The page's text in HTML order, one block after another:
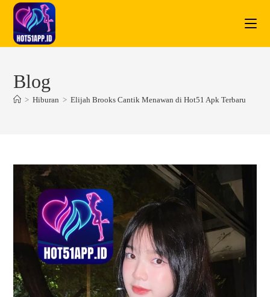
Skip
content
Blog
> Hiburan > Elijah Brooks Cantik Menawan di Hot51 Apk Terbaru